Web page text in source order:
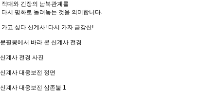
적대와 긴장의 남북관계를
다시 평화로 돌려놓는 것을 의미합니다.
가고 싶다 신계사! 다시 가자 금강산!
문필봉에서 바라 본 신계사 전경
신계사 전경 사진
신계사 대웅보전 정면
신계사 대웅보전 삼존불 1